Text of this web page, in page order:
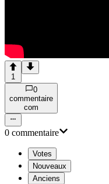
1
0
commentaire
com
0 commentaire
Votes
Nouveaux
Anciens